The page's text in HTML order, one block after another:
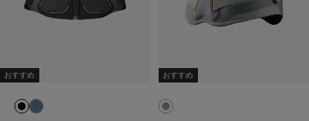
#リカバリーウェア
#スウェットコーデ#ワンマイルウェア#パーカー
おすすめ おすすめ